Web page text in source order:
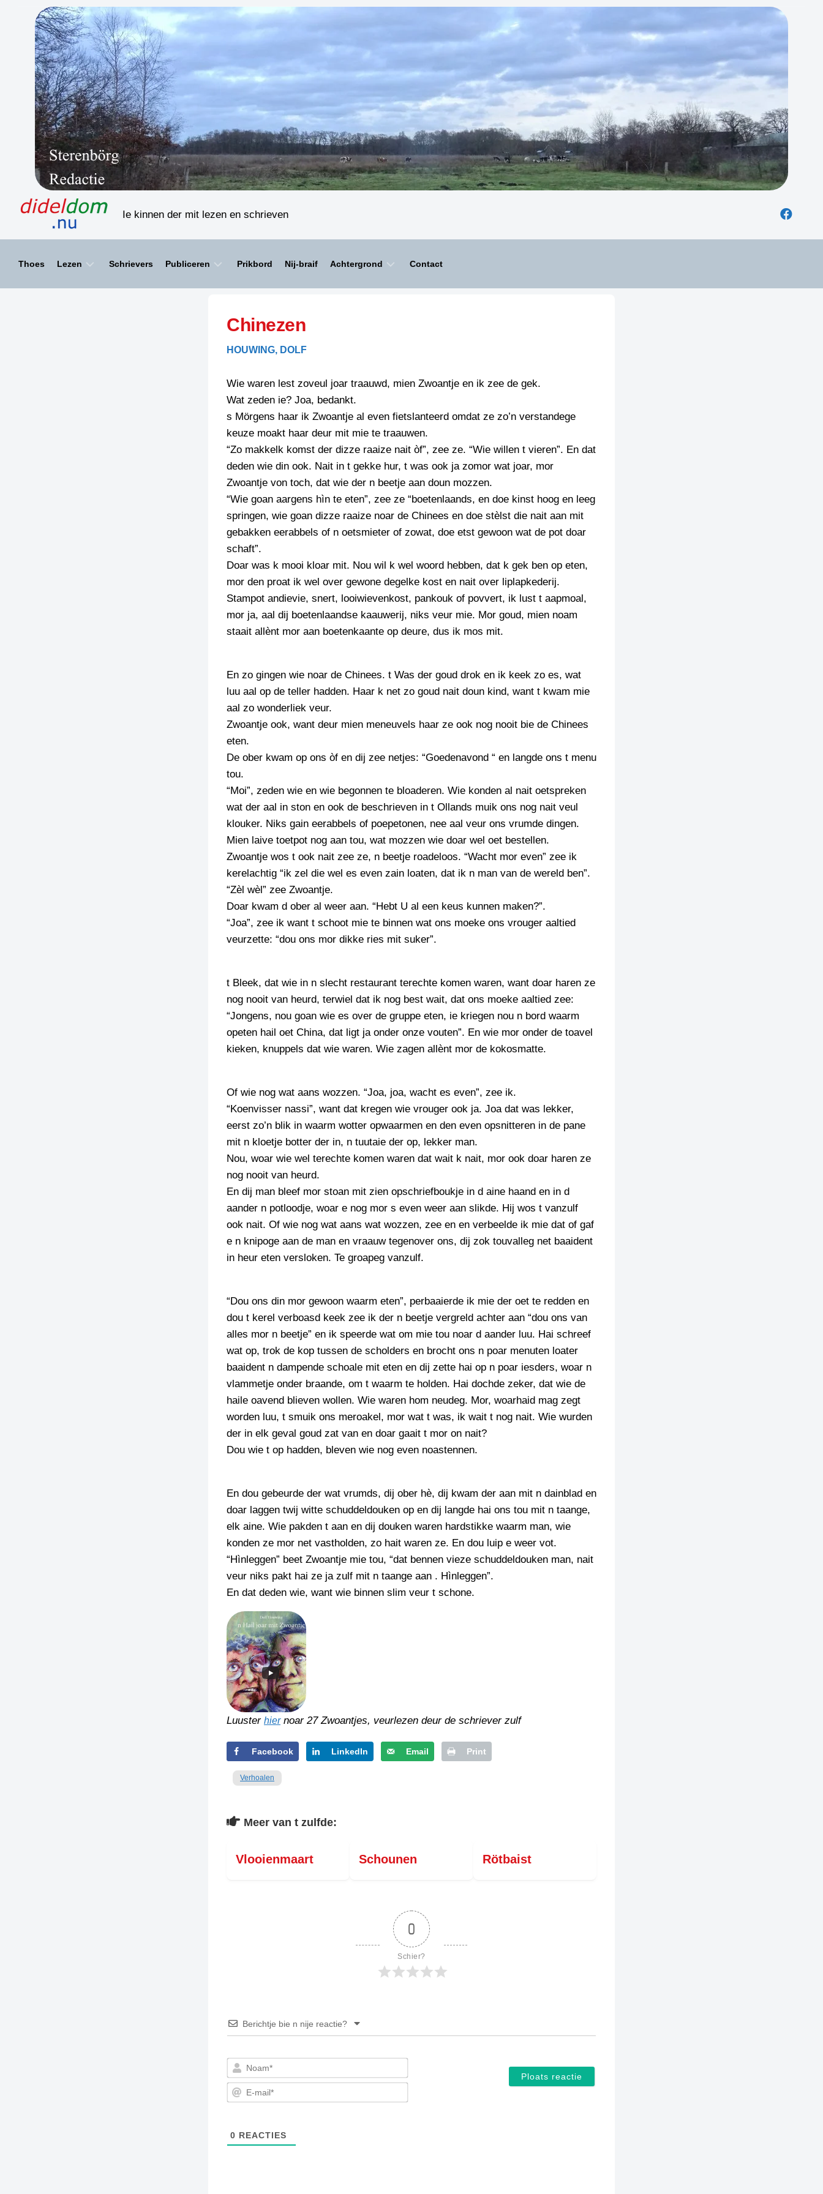
Ie kinnen der mit lezen en schrieven
Thoes Lezen
HAIKU’S
LIMERICKS
SCHRIEFWEDSTRIED
FLYER
INZENDENS
PERSBERICHT
SCHRIEFWEDSTRIED
FLYER
INZENDENS
SCHRIEFWEDSTRIED
SCHRIEFWEDSTRIED
FLYER
STRIPS
TIEDSCHRIFT
KREUZE
VERHOALEN
BIENOAMEN
LEGENDEN
RECEPTEN
SPREUKEN
VEURDRACHTEN
Schrievers Publiceren
SPELLENSCONTROLE
SCHRIEFREGELS
Prikbord Nij-braif Achtergrond Contact
Chinezen
HOUWING, DOLF
Wie waren lest zoveul joar traauwd, mien Zwoantje en ik zee de gek.
Wat zeden ie? Joa, bedankt.
s Mörgens haar ik Zwoantje al even fietslanteerd omdat ze zo’n verstandege
keuze moakt haar deur mit mie te traauwen.
“Zo makkelk komst der dizze raaize nait òf”, zee ze. “Wie willen t vieren”. En dat
deden wie din ook. Nait in t gekke hur, t was ook ja zomor wat joar, mor
Zwoantje von toch, dat wie der n beetje aan doun mozzen.
“Wie goan aargens hìn te eten”, zee ze “boetenlaands, en doe kinst hoog en leeg
springen, wie goan dizze raaize noar de Chinees en doe stèlst die nait aan mit
gebakken eerabbels of n oetsmieter of zowat, doe etst gewoon wat de pot doar
schaft”.
Doar was k mooi kloar mit. Nou wil k wel woord hebben, dat k gek ben op eten,
mor den proat ik wel over gewone degelke kost en nait over liplapkederij.
Stampot andievie, snert, looiwievenkost, pankouk of povvert, ik lust t aapmoal,
mor ja, aal dij boetenlaandse kaauwerij, niks veur mie. Mor goud, mien noam
staait allènt mor aan boetenkaante op deure, dus ik mos mit.
En zo gingen wie noar de Chinees. t Was der goud drok en ik keek zo es, wat
luu aal op de teller hadden. Haar k net zo goud nait doun kind, want t kwam mie
aal zo wonderliek veur.
Zwoantje ook, want deur mien meneuvels haar ze ook nog nooit bie de Chinees
eten.
De ober kwam op ons òf en dij zee netjes: “Goedenavond “ en langde ons t menu
tou.
“Moi”, zeden wie en wie begonnen te bloaderen. Wie konden al nait oetspreken
wat der aal in ston en ook de beschrieven in t Ollands muik ons nog nait veul
klouker. Niks gain eerabbels of poepetonen, nee aal veur ons vrumde dingen.
Mien laive toetpot nog aan tou, wat mozzen wie doar wel oet bestellen.
Zwoantje wos t ook nait zee ze, n beetje roadeloos. “Wacht mor even” zee ik
kerelachtig “ik zel die wel es even zain loaten, dat ik n man van de wereld ben”.
“Zèl wèl” zee Zwoantje.
Doar kwam d ober al weer aan. “Hebt U al een keus kunnen maken?”.
“Joa”, zee ik want t schoot mie te binnen wat ons moeke ons vrouger aaltied
veurzette: “dou ons mor dikke ries mit suker”.
t Bleek, dat wie in n slecht restaurant terechte komen waren, want doar haren ze
nog nooit van heurd, terwiel dat ik nog best wait, dat ons moeke aaltied zee:
“Jongens, nou goan wie es over de gruppe eten, ie kriegen nou n bord waarm
opeten hail oet China, dat ligt ja onder onze vouten”. En wie mor onder de toavel
kieken, knuppels dat wie waren. Wie zagen allènt mor de kokosmatte.
Of wie nog wat aans wozzen. “Joa, joa, wacht es even”, zee ik.
“Koenvisser nassi”, want dat kregen wie vrouger ook ja. Joa dat was lekker,
eerst zo’n blik in waarm wotter opwaarmen en den even opsnitteren in de pane
mit n kloetje botter der in, n tuutaie der op, lekker man.
Nou, woar wie wel terechte komen waren dat wait k nait, mor ook doar haren ze
nog nooit van heurd.
En dij man bleef mor stoan mit zien opschriefboukje in d aine haand en in d
aander n potloodje, woar e nog mor s even weer aan slikde. Hij wos t vanzulf
ook nait. Of wie nog wat aans wat wozzen, zee en en verbeelde ik mie dat of gaf
e n knipoge aan de man en vraauw tegenover ons, dij zok touvalleg net baaident
in heur eten versloken. Te groapeg vanzulf.
“Dou ons din mor gewoon waarm eten”, perbaaierde ik mie der oet te redden en
dou t kerel verboasd keek zee ik der n beetje vergreld achter aan “dou ons van
alles mor n beetje” en ik speerde wat om mie tou noar d aander luu. Hai schreef
wat op, trok de kop tussen de scholders en brocht ons n poar menuten loater
baaident n dampende schoale mit eten en dij zette hai op n poar iesders, woar n
vlammetje onder braande, om t waarm te holden. Hai dochde zeker, dat wie de
haile oavend blieven wollen. Wie waren hom neudeg. Mor, woarhaid mag zegt
worden luu, t smuik ons meroakel, mor wat t was, ik wait t nog nait. Wie wurden
der in elk geval goud zat van en doar gaait t mor on nait?
Dou wie t op hadden, bleven wie nog even noastennen.
En dou gebeurde der wat vrumds, dij ober hè, dij kwam der aan mit n dainblad en
doar laggen twij witte schuddeldouken op en dij langde hai ons tou mit n taange,
elk aine. Wie pakden t aan en dij douken waren hardstikke waarm man, wie
konden ze mor net vastholden, zo hait waren ze. En dou luip e weer vot.
“Hìnleggen” beet Zwoantje mie tou, “dat bennen vieze schuddeldouken man, nait
veur niks pakt hai ze ja zulf mit n taange aan . Hìnleggen”.
En dat deden wie, want wie binnen slim veur t schone.
Luuster hiernoar 27 Zwoantjes, veurlezen deur de schriever zulf
Facebook LinkedIn Email Print
Verhoalen
Meer van t zulfde:
Vlooienmaart Schounen Rötbaist
0
Schier?
Berichtje bie n nije reactie?
Noam*
E-
0 REACTIES